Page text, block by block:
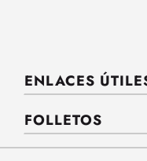
ENLACES
FOLLETOS